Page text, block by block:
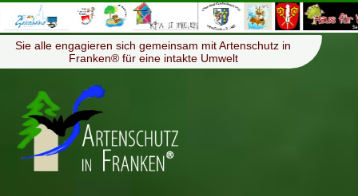
Menü ≡
Sie alle engagieren sich gemeinsam mit Artenschutz in
Franken® für eine intakte Umwelt